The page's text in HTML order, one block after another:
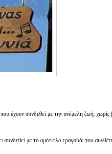
έχουν συνδεθεί με την ανέμελη ζωή, χωρίς
συνδεθεί με το ομότιτλο τραγούδι του